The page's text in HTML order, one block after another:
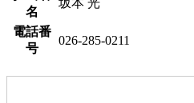
名
坂本 光
電話番
号
026-285-0211